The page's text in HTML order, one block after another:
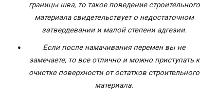
границы шва, то такое поведение строительного
материала свидетельствует о недостаточном
затвердевании и малой степени адгезии.
Если после намачивания перемен вы не
замечаете, то все отлично и можно приступать к
очистке поверхности от остатков строительного
материала.